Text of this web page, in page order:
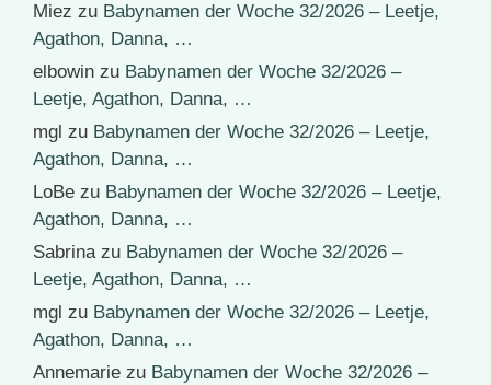
Miez zu Babynamen der Woche 32/2026 – Leetje,
Agathon, Danna, …
elbowin zu Babynamen der Woche 32/2026 –
Leetje, Agathon, Danna, …
mgl zu Babynamen der Woche 32/2026 – Leetje,
Agathon, Danna, …
LoBe zu Babynamen der Woche 32/2026 – Leetje,
Agathon, Danna, …
Sabrinazu Babynamen der Woche 32/2026 –
Leetje, Agathon, Danna, …
mgl zu Babynamen der Woche 32/2026 – Leetje,
Agathon, Danna, …
Annemarie zu Babynamen der Woche 32/2026 –